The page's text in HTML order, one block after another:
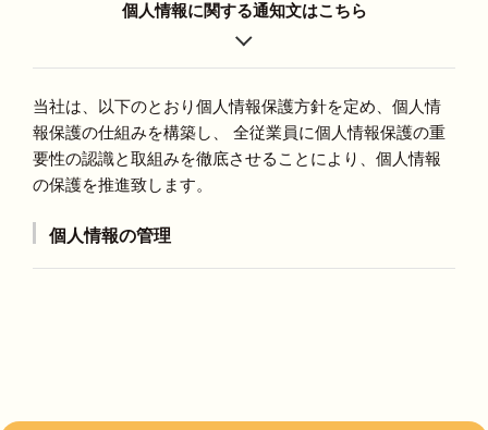
個人情報に関する通知文はこちら
当社は、以下のとおり個人情報保護方針を定め、個人情
報保護の仕組みを構築し、 全従業員に個人情報保護の重
要性の認識と取組みを徹底させることにより、個人情報
の保護を推進致します。
個人情報の管理
当社は、お客さまの個人情報を正確かつ最新の状態に